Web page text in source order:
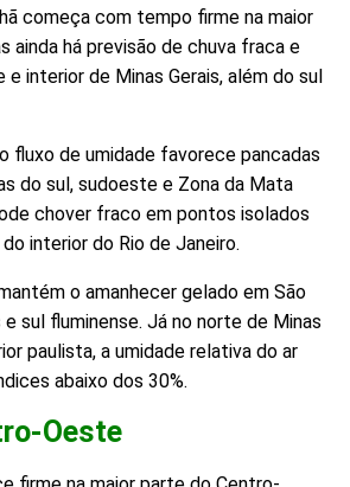
começa com tempo firme na maior
ainda há previsão de chuva fraca e
e interior de Minas Gerais, além do sul
fluxo de umidade favorece pancadas
do sul, sudoeste e Zona da Mata
chover fraco em pontos isolados
interior do Rio de Janeiro.
o amanhecer gelado em São
e sul fluminense. Já no norte de Minas
paulista, a umidade relativa do ar
abaixo dos 30%.
Oeste